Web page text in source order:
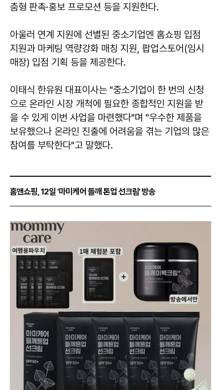
춤형 판촉·홍보 프로모션 등을 지원한다.
아울러 연계 지원에 선별된 중소기업엔 홈쇼핑 입점
지원과 마케팅 역량강화 매칭 지원, 팝업스토어(임시
매장) 입점 기획 등을 제공한다.
이태식 한유원 대표이사는 "중소기업이 한 번의 신청
으로 온라인 시장 개척에 필요한 종합적인 지원을 받
을 수 있게 이번 사업을 마련했다"며 "우수한 제품을
보유했으나 온라인 진출에 어려움을 겪는 기업의 많은
참여를 부탁한다"고 말했다.
홈앤쇼핑, 12일 '마미케어 들깨 톤업 선크림' 방송